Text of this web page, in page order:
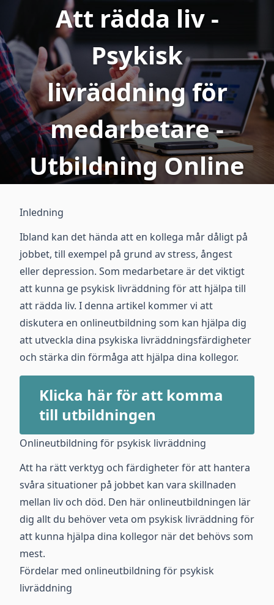
Att rädda liv -
Psykisk
livräddning för
medarbetare -
Utbildning Online
Inledning
Ibland kan det hända att en kollega mår dåligt på
jobbet, till exempel på grund av stress, ångest
eller depression. Som medarbetare är det viktigt
att kunna ge psykisk livräddning för att hjälpa till
att rädda liv. I denna artikel kommer vi att
diskutera en onlineutbildning som kan hjälpa dig
att utveckla dina psykiska livräddningsfärdigheter
och stärka din förmåga att hjälpa dina kollegor.
Klicka här för att komma
till utbildningen
Onlineutbildning för psykisk livräddning
Att ha rätt verktyg och färdigheter för att hantera
svåra situationer på jobbet kan vara skillnaden
mellan liv och död. Den här onlineutbildningen lär
dig allt du behöver veta om psykisk livräddning för
att kunna hjälpa dina kollegor när det behövs som
mest.
Fördelar med onlineutbildning för psykisk
livräddning